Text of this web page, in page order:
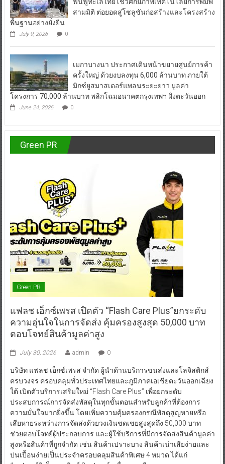
พื้นฐานอย่างยั่งยืน
July 9, 2026 0
ครั้งใหญ่ ด้วยงบลงทุน 6,000 ล้านบาท ภายใต้
มิกซ์ยูสมาสเตอร์แพลนระยะยาว มูลค่า
โครงการ 70,000 ล้านบาท พลิกโฉมอนาคตกรุงเทพฯ ฝั่งตะวันออก
June 24, 2026 0
Green PR
Green PR
แฟลช เอ็กซ์เพรส เปิดตัว “Flash Care Plus”ยกระดับ
ความอุ่นใจในการจัดส่ง คุ้มครองสูงสุด 50,000 บาท
ตอบโจทย์สินค้ามูลค่าสูง
ครบวงจร ครอบคลุมทั่วประเทศไทยและภูมิภาคเอเชียตะวันออกเฉียง
ใต้ เปิดตัวบริการเสริมใหม่ “Flash Care Plus” เพื่อยกระดับ
ประสบการณ์การจัดส่งพัสดุในทุกขั้นตอนสำหรับลูกค้าที่ต้องการ
ความมั่นใจมากยิ่งขึ้น โดยเพิ่มความคุ้มครองกรณีพัสดุสูญหายหรือ
เสียหายระหว่างการจัดส่งด้วยวงเงินชดเชยสูงสุดถึง 50,000 บาท
ช่วยตอบโจทย์ผู้ประกอบการ และผู้ใช้บริการที่มีการจัดส่งสินค้ามูลค่า
สูงหรือสินค้าที่ถูกจำกัด เช่น สินค้าเปราะบาง สินค้าเน่าเสียง่ายและ
ปนเปื้อนง่ายเป็นประจำครอบคลุมสินค้าพิเศษ 4 หมวด ได้แก่
1.อุปกรณ์อิเล็กทรอนิกส์ 2.อุปกรณ์เครื่องดนตรี